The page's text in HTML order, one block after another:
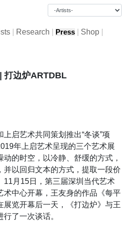
Research Press Shop
打边炉ARTDBL
启艺术共同策划推出“冬谈”项
年上启艺术呈现的三个艺术展
的时空，以冷静、舒缓的方式，
并以回归文本的方式，提取一段价
11月15日，第三届深圳当代艺术
术中心开幕，王友身的作品《每平
展览开幕后一天，《打边炉》与王
了一次谈话。